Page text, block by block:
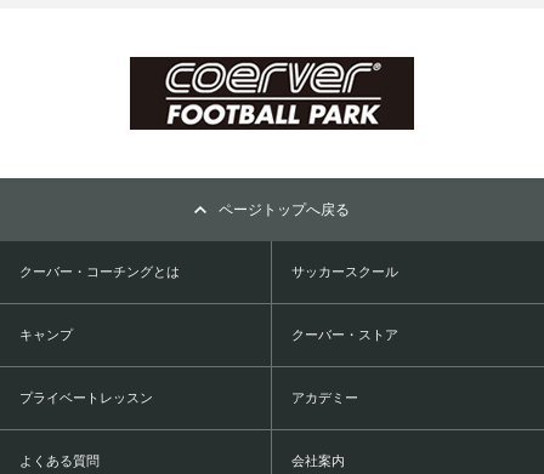
ページトップへ戻る
クーバー・コーチングとは サッカースクール
キャンプ クーバー・ストア
プライベートレッスン アカデミー
よくある質問 会社案内